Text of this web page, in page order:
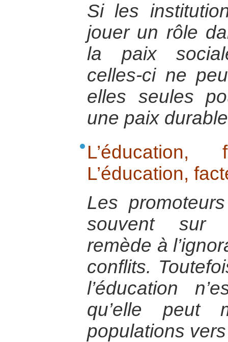
Si les
jouer un rôle
la paix
celles-ci ne
elles seules
une paix
L’éducation,
Les
souvent sur
remède à
conflits.
l’éducation
qu’elle peut
populations